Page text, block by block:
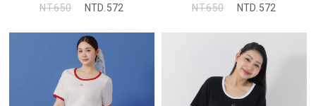
NT.650
NTD.572
NT.650
NTD.572